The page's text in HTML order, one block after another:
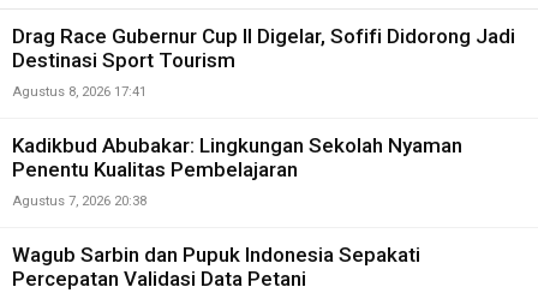
Drag Race Gubernur Cup II Digelar, Sofifi Didorong Jadi
Destinasi Sport Tourism
Agustus 8, 2026 17:41
Kadikbud Abubakar: Lingkungan Sekolah Nyaman
Penentu Kualitas Pembelajaran
Agustus 7, 2026 20:38
Wagub Sarbin dan Pupuk Indonesia Sepakati
Percepatan Validasi Data Petani